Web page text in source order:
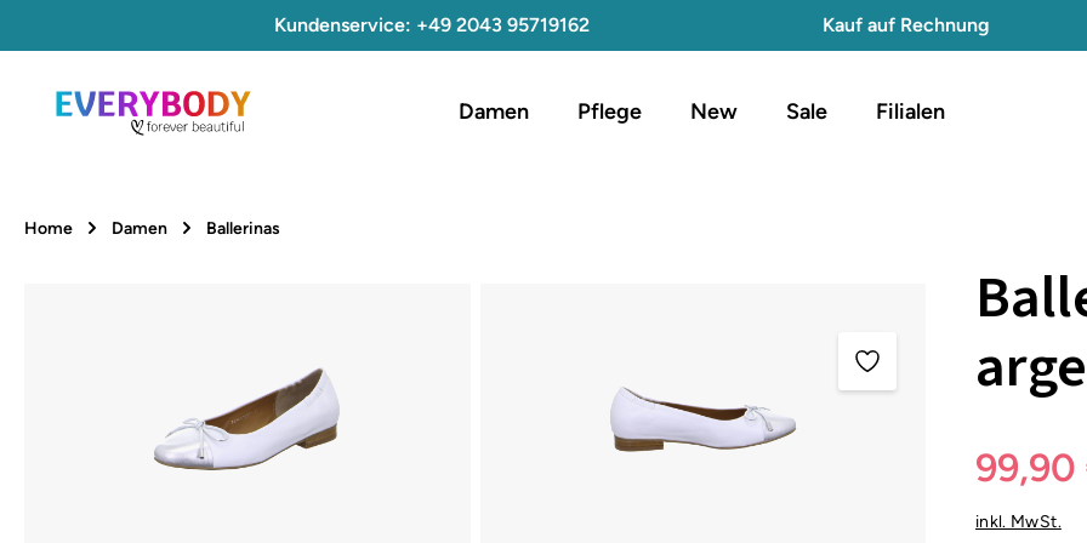
Zur Hauptnavigation springenKundenservice: +49 2043 95719162 Kauf auf Rechnung
Damen Pflege New Sale Filialen
Home Damen Ballerinas
99,90
inkl. MwSt.